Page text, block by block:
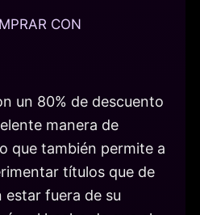
CON
un 80% de descuento
manera de
que también permite a
títulos que de
fuera de su